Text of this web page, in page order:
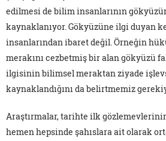
edilmesi de bilim insanlarının
kaynaklanıyor. Gökyüzüne ilgi duyan
insanlarından ibaret değil. Örneğin
merakını cezbetmiş bir alan gökyüzü
ilgisinin bilimsel meraktan ziyade
kaynaklandığını da belirtmemiz
Araştırmalar, tarihte ilk
hemen hepsinde şahıslara ait olarak